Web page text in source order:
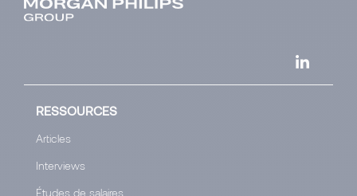
RESSOURCES
Articles
Interviews
Études de salaires